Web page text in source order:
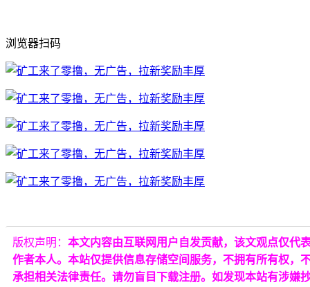
浏览器扫码
版权声明： 本文内容由互联网用户自发贡献，该文观点仅代
作者本人。本站仅提供信息存储空间服务，不拥有所有权，
承担相关法律责任。请勿盲目下载注册。如发现本站有涉嫌